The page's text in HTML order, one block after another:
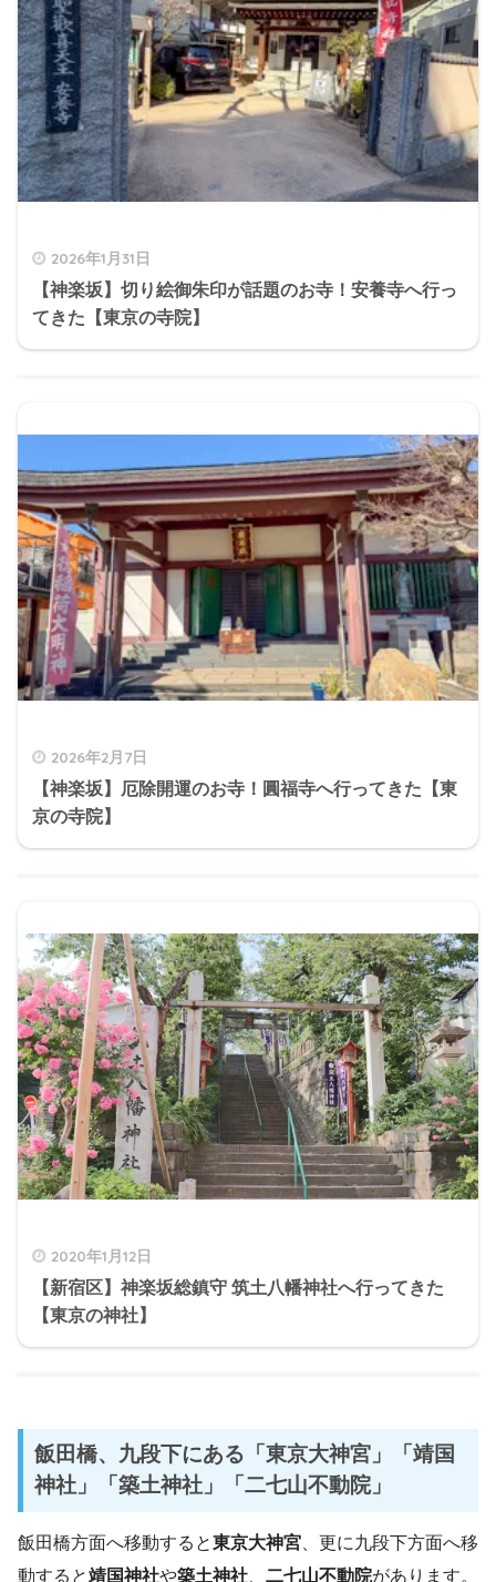
2026年1月31日
【神楽坂】切り絵御朱印が話題のお寺！安養寺へ行っ
てきた【東京の寺院】
2026年2月7日
【神楽坂】厄除開運のお寺！圓福寺へ行ってきた【東
京の寺院】
2020年1月12日
【新宿区】神楽坂総鎮守 筑土八幡神社へ行ってきた
【東京の神社】
飯田橋、九段下にある「東京大神宮」「靖国
神社」「築土神社」「二七山不動院」
飯田橋方面へ移動すると東京大神宮 、更に九段下方面へ移
動すると靖国神社や築土神社 二七山不動院があります。